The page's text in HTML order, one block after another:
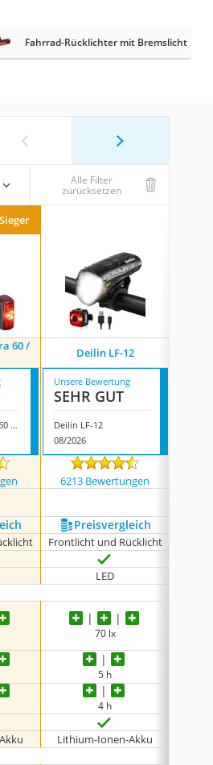
Fahrrad-Rücklichter mit Bremslicht
Alle Filter
zurücksetzen
60 /
Deilin LF-12
Sigma Sport Aura 60 / Infinity
Unsere Bewertung
SEHR GUT
Deilin LF-12
08/2026
6213 Bewertungen
Preis­vergleich
Frontlicht und Rücklicht
LED
70 lx
5 h
4 h
Lithium-Ionen-Akku